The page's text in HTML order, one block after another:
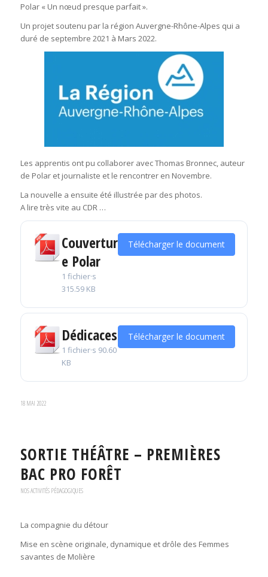
Polar « Un nœud presque parfait ».
Un projet soutenu par la région Auvergne-Rhône-Alpes qui a
duré de septembre 2021 à Mars 2022.
Les apprentis ont pu collaborer avec Thomas Bronnec, auteur
de Polar et journaliste et le rencontrer en Novembre.
La nouvelle a ensuite été illustrée par des photos.
A lire très vite au CDR …
Couvertur
e Polar
1 fichier·s
315.59 KB
Télécharger le document
Dédicaces
1 fichier·s 90.60
KB
Télécharger le document
18 MAI 2022
SORTIE THÉÂTRE – PREMIÈRES
BAC PRO FORÊT
NOS ACTIVITÉS PÉDAGOGIQUES
La compagnie du détour
Mise en scène originale, dynamique et drôle des Femmes
savantes de Molière